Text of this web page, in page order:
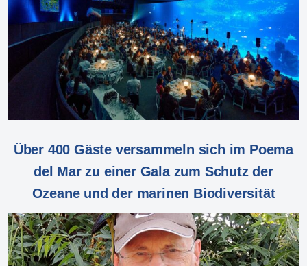
Über 400 Gäste versammeln sich im Poema
del Mar zu einer Gala zum Schutz der
Ozeane und der marinen Biodiversität